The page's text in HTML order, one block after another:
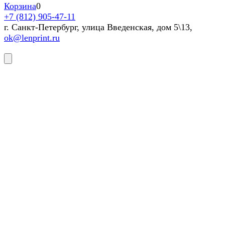
Корзина0
+7 (812) 905-47-11
г. Санкт-Петербург, улица Введенская, дом 5\13,
ok@lenprint.ru